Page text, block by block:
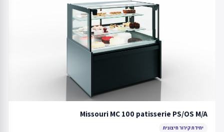
Missouri MC 100 patisserie PS/OS M/A
יחידת קירור חיצונית